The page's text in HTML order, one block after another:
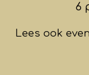
6
Lees ook